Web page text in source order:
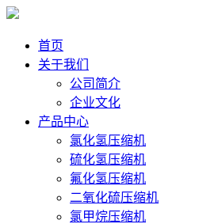
首页
关于我们
公司简介
企业文化
产品中心
氯化氢压缩机
硫化氢压缩机
氟化氢压缩机
二氧化硫压缩机
氯甲烷压缩机